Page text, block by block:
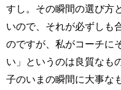
すし。その瞬間の選び方
いので、それが必ずしも
のですが、私がコーチに
い」というのは良質なも
子のいまの瞬間に大事な